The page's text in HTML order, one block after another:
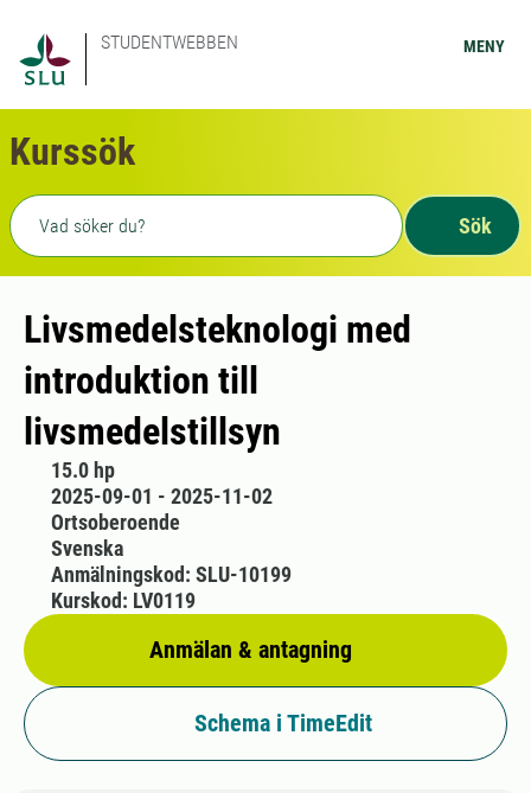
STUDENTWEBBEN MENY
Kurssök
Fritext sökning
Sök
Livsmedelsteknologi med
introduktion till
livsmedelstillsyn
15.0 hp
2025-09-01 - 2025-11-02
Ortsoberoende
Svenska
Anmälan & antagning
Anmälningskod: SLU-10199
Kurskod: LV0119
Schema i TimeEdit